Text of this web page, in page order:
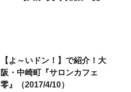
【よ～いドン！】で紹介！大
阪・中崎町『サロンカフェ
零』（2017/4/10）